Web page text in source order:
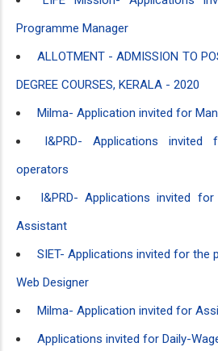
Programme Manager
ALLOTMENT - ADMISSION TO
DEGREE COURSES, KERALA - 2020
Milma- Application invited for
I&PRD- Applications
operators
I&PRD- Applications invited
Assistant
SIET- Applications invited for the
Web Designer
Milma- Application invited for
Applications invited for Daily-